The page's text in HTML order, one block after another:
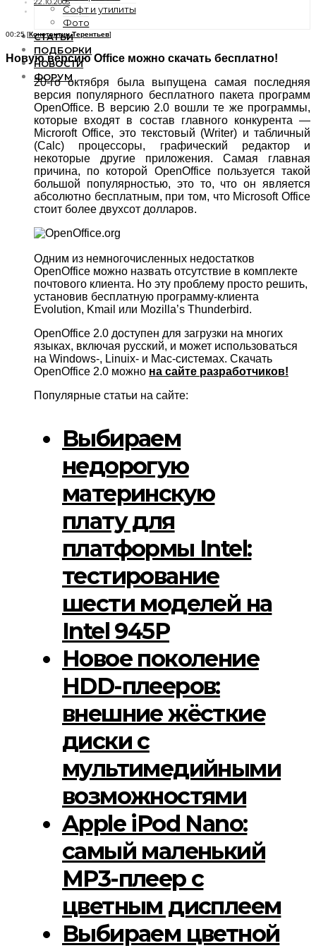
Софт и утилиты
Фото
СТАТЬИ
ПОДБОРКИ
НОВОСТИ
ФОРУМ
22.10.2005
00:25 [Константин Терентьев]
Новую версию Office можно скачать бесплатно!
20-го октября была выпущена самая последняя
версия популярного бесплатного пакета программ
OpenOffice. В версию 2.0 вошли те же программы,
которые входят в состав главного конкурента —
Microroft Office, это текстовый (Writer) и табличный
(Calc) процессоры, графический редактор и
некоторые другие приложения. Самая главная
причина, по которой OpenOffice пользуется такой
большой популярностью, это то, что он является
абсолютно бесплатным, при том, что Microsoft Office
стоит более двухсот долларов.
Одним из немногочисленных недостатков
OpenOffice можно назвать отсутствие в комплекте
почтового клиента. Но эту проблему просто решить,
установив бесплатную программу-клиента
Evolution, Kmail или Mozilla’s Thunderbird.
OpenOffice 2.0 доступен для загрузки на многих
языках, включая русский, и может использоваться
на Windows-, Linuix- и Mac-системах. Скачать
OpenOffice 2.0 можно на сайте разработчиков!
Популярные статьи на сайте:
Выбираем
недорогую
материнскую
плату для
платформы Intel:
тестирование
шести моделей на
Intel 945P
Новое поколение
HDD-плееров:
внешние жёсткие
диски с
мультимедийными
возможностями
Apple iPod Nano:
самый маленький
MP3-плеер с
цветным дисплеем
Выбираем цветной